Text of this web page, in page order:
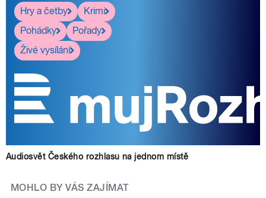
Hry a četby
Krimi
Pohádky
Pořady
Živé vysílání
Audiosvět Českého rozhlasu na jednom místě
MOHLO BY VÁS ZAJÍMAT